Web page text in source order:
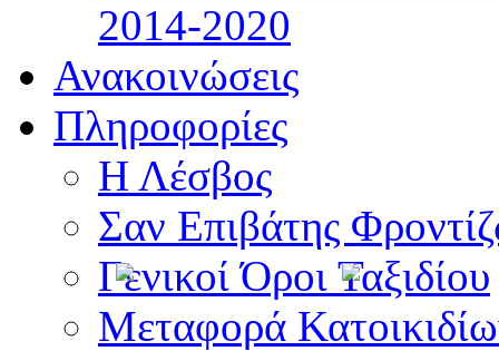
2014-2020
Ανακοινώσεις
Πληροφορίες
Η Λέσβος
Σαν Επιβάτης
Γενικοί Όροι Ταξιδίου
Μεταφορά